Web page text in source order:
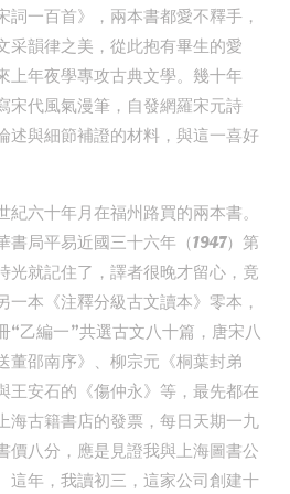
詞一百首》，兩本書都愛不釋手，
采韻律之美，從此抱有畢生的愛
上年夜學專攻古典文學。幾十年
宋代風氣漫筆，自發網羅宋元詩
述與細節補證的材料，與這一喜好
六十年月在福州路買的兩本書。
書局平易近國三十六年（1947）第
光就記住了，譯者很晚才留心，竟
一本《注釋分級古文讀本》零本，
“乙編一”共選古文八十篇，唐宋八
董邵南序》、柳宗元《桐葉封弟
王安石的《傷仲永》等，最先都在
海古籍書店的發票，每日天期一九
價八分，應是見證我與上海圖書公
這年，我讀初三，這家公司創建十